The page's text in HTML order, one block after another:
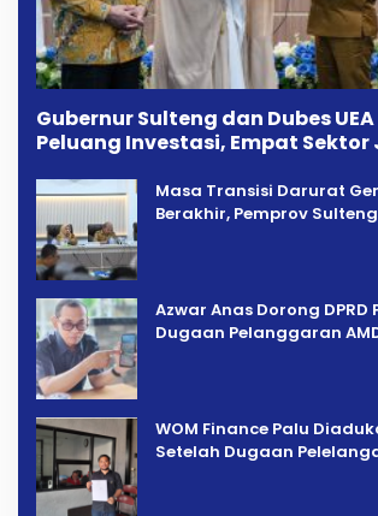
Gubernur Sulteng dan Dubes
Peluang Investasi, Empat Sektor
Masa Transisi Darurat
Berakhir, Pemprov
Azwar Anas Dorong DPRD
Dugaan Pelanggaran
‎WOM Finance Palu
Setelah Dugaan